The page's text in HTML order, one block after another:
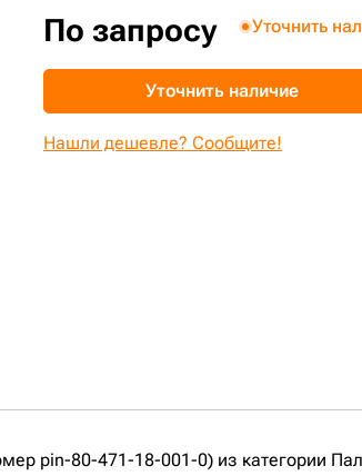
По запросу Уточнить
Уточнить наличие
Нашли дешевле? Сообщите!
pin-80-471-18-001-0) из категории